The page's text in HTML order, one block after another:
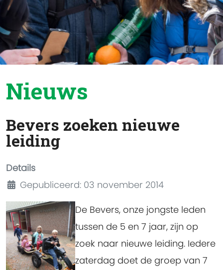
Nieuws
Bevers zoeken nieuwe
leiding
Details
Gepubliceerd: 03 november 2014
De Bevers, onze jongste leden
tussen de 5 en 7 jaar, zijn op
zoek naar nieuwe leiding. Iedere
zaterdag doet de groep van 7